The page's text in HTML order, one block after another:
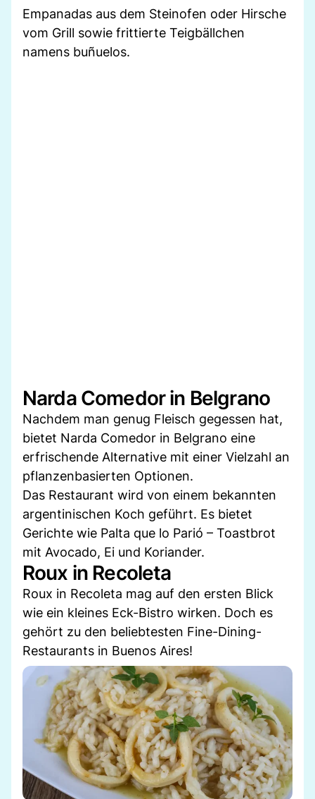
Empanadas aus dem Steinofen oder Hirsche
vom Grill sowie frittierte Teigbällchen
namens buñuelos.
Narda Comedor in Belgrano
Nachdem man genug Fleisch gegessen hat,
bietet Narda Comedor in Belgrano eine
erfrischende Alternative mit einer Vielzahl an
pflanzenbasierten Optionen.
Das Restaurant wird von einem bekannten
argentinischen Koch geführt. Es bietet
Gerichte wie Palta que lo Parió – Toastbrot
mit Avocado, Ei und Koriander.
Roux in Recoleta
Roux in Recoleta mag auf den ersten Blick
wie ein kleines Eck-Bistro wirken. Doch es
gehört zu den beliebtesten Fine-Dining-
Restaurants in Buenos Aires!